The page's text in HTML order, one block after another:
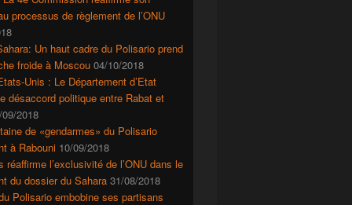
processus de règlement de l’ONU
Un haut cadre du Polisario prend
froide à Moscou 04/10/2018
Unis : Le Département d’Etat
désaccord politique entre Rabat et
2018
de «gendarmes» du Polisario
à Rabouni 10/09/2018
réaffirme l’exclusivité de l’ONU dans le
du dossier du Sahara 31/08/2018
Polisario embobine ses partisans